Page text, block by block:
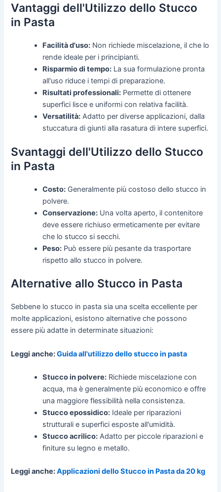
Vantaggi dell'Utilizzo dello Stucco
in Pasta
Facilità d'uso: Non richiede miscelazione, il che lo
rende ideale per i principianti.
Risparmio di tempo: La sua formulazione pronta
all'uso riduce i tempi di preparazione.
Risultati professionali: Permette di ottenere
superfici lisce e uniformi con relativa facilità.
Versatilità: Adatto per diverse applicazioni, dalla
stuccatura di giunti alla rasatura di intere superfici.
Svantaggi dell'Utilizzo dello Stucco
in Pasta
Costo: Generalmente più costoso dello stucco in
polvere.
Conservazione: Una volta aperto, il contenitore
deve essere richiuso ermeticamente per evitare
che lo stucco si secchi.
Peso: Può essere più pesante da trasportare
rispetto allo stucco in polvere.
Alternative allo Stucco in Pasta
Sebbene lo stucco in pasta sia una scelta eccellente per
molte applicazioni, esistono alternative che possono
essere più adatte in determinate situazioni:
Leggi anche:Guida all'utilizzo dello stucco in pasta
Stucco in polvere: Richiede miscelazione con
acqua, ma è generalmente più economico e offre
una maggiore flessibilità nella consistenza.
Stucco epossidico: Ideale per riparazioni
strutturali e superfici esposte all'umidità.
Stucco acrilico: Adatto per piccole riparazioni e
finiture su legno e metallo.
Leggi anche:Applicazioni dello Stucco in Pasta da 20 kg